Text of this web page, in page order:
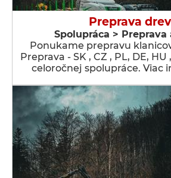
Preprava
Spolupráca > Preprava
Ponukame prepravu
Preprava - SK , CZ , PL, DE, HU
celoročnej spolupráce. Viac